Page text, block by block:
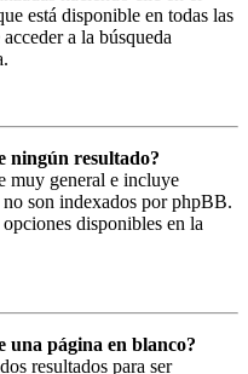
está disponible en todas las
a la búsqueda
ningún resultado?
muy general e incluye
son indexados por phpBB.
disponibles en la
una página en blanco?
resultados para ser